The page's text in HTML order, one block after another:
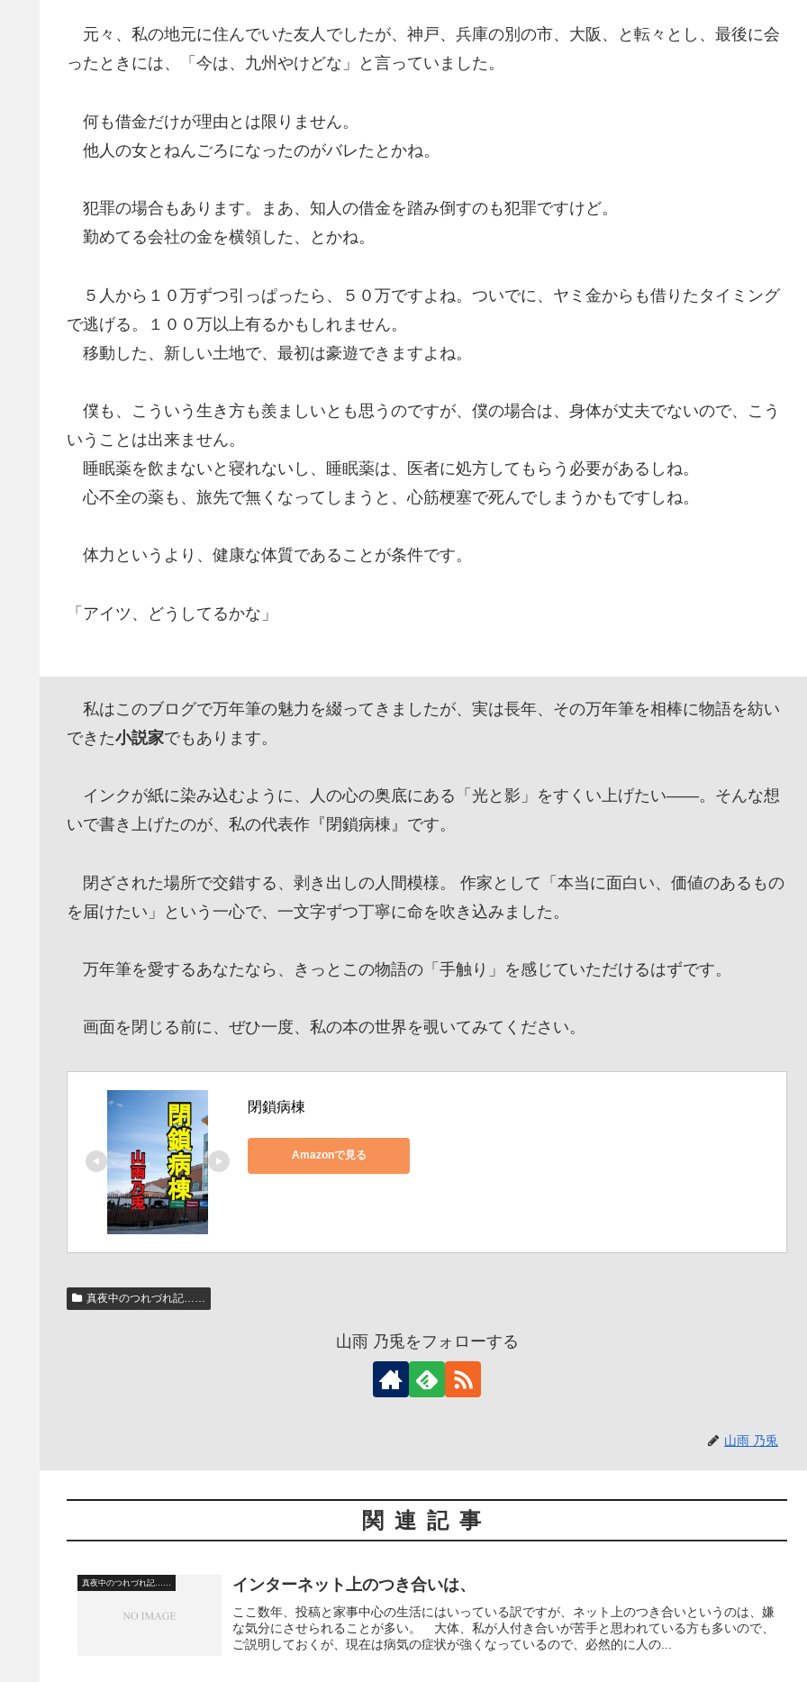
元々、私の地元に住んでいた友人でしたが、神戸、兵庫の別の市、大阪、と転々とし、最後に会
ったときには、「今は、九州やけどな」と言っていました。
何も借金だけが理由とは限りません。
他人の女とねんごろになったのがバレたとかね。
犯罪の場合もあります。まあ、知人の借金を踏み倒すのも犯罪ですけど。
勤めてる会社の金を横領した、とかね。
５人から１０万ずつ引っぱったら、５０万ですよね。ついでに、ヤミ金からも借りたタイミング
で逃げる。１００万以上有るかもしれません。
移動した、新しい土地で、最初は豪遊できますよね。
僕も、こういう生き方も羨ましいとも思うのですが、僕の場合は、身体が丈夫でないので、こう
いうことは出来ません。
睡眠薬を飲まないと寝れないし、睡眠薬は、医者に処方してもらう必要があるしね。
心不全の薬も、旅先で無くなってしまうと、心筋梗塞で死んでしまうかもですしね。
体力というより、健康な体質であることが条件です。
「アイツ、どうしてるかな」
私はこのブログで万年筆の魅力を綴ってきましたが、実は長年、その万年筆を相棒に物語を紡い
できた小説家でもあります。
インクが紙に染み込むように、人の心の奥底にある「光と影」をすくい上げたい——。そんな想
いで書き上げたのが、私の代表作『閉鎖病棟』です。
閉ざされた場所で交錯する、剥き出しの人間模様。 作家として「本当に面白い、価値のあるもの
を届けたい」という一心で、一文字ずつ丁寧に命を吹き込みました。
万年筆を愛するあなたなら、きっとこの物語の「手触り」を感じていただけるはずです。
画面を閉じる前に、ぜひ一度、私の本の世界を覗いてみてください。
閉鎖病棟
Amazonで見る
真夜中のつれづれ記……
山雨 乃兎をフォローする
山雨 乃兎
関連記事
真夜中のつれづれ記…… インターネット上のつき合いは、
ここ数年、投稿と家事中心の生活にはいっている訳ですが、ネット上のつき合いというのは、嫌
な気分にさせられることが多い。 大体、私が人付き合いが苦手と思われている方も多いので、
ご説明しておくが、現在は病気の症状が強くなっているので、必然的に人の...